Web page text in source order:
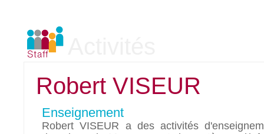
Robert VISEUR
Enseignement
Robert VISEUR a des activités